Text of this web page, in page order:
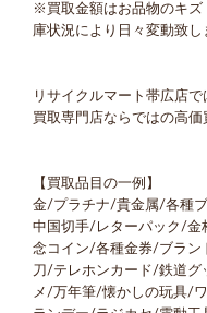
※買取金額はお品物のキズ
庫状況により日々変動致し
リサイクルマート帯広店
買取専門店ならではの高価
【買取品目の一例】
金/プラチナ/貴金属/各種
中国切手/レターパック/
念コイン/各種金券/ブラ
刀/テレホンカード/鉄道
メ/万年筆/懐かしの玩具/